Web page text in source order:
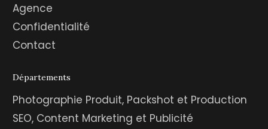
Agence
Confidentialité
Contact
Départements
Photographie Produit, Packshot et Production
SEO, Content Marketing et Publicité